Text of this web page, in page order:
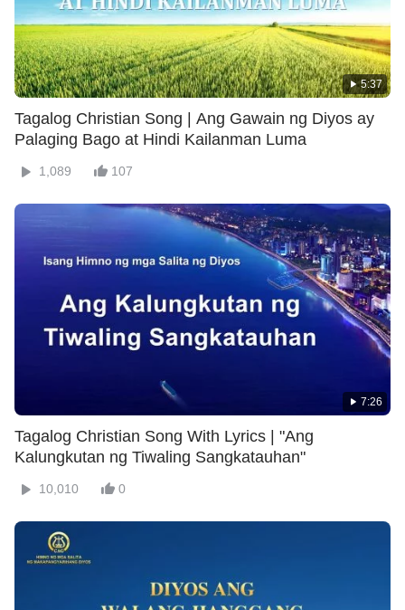
5:37
Tagalog Christian Song | Ang Gawain ng Diyos ay
Palaging Bago at Hindi Kailanman Luma
1,089 107
7:26
Tagalog Christian Song With Lyrics | "Ang
Kalungkutan ng Tiwaling Sangkatauhan"
10,010 0